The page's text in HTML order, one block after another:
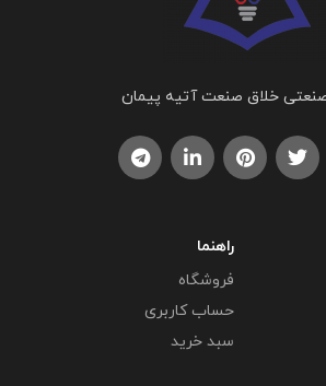
خلاق صنعت آتیه پیمان
راهنما
فروشگاه
حساب کاربری
سبد خرید